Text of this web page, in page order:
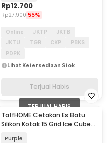
Rp12.700
Rp27.900 55%
Online JKTP
JKTB
JKTU
TGR CKP
PBKS
PDPK
Lihat Ketersediaan Stok
Terjual Habis
TERJUAL HABIS
TaffHOME Cetakan Es Batu
Silikon Kotak 15 Grid Ice Cube
Purple